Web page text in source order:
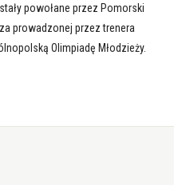
powołane przez Pomorski
prowadzonej przez trenera
Olimpiadę Młodzieży.